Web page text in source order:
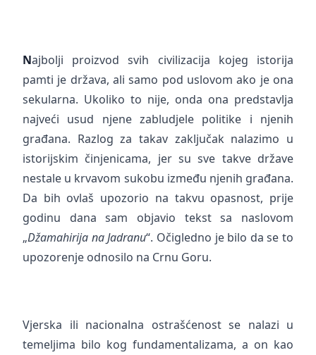
Najbolji proizvod svih civilizacija kojeg istorija
pamti je država, ali samo pod uslovom ako je ona
sekularna. Ukoliko to nije, onda ona predstavlja
najveći usud njene zabludjele politike i njenih
građana. Razlog za takav zaključak nalazimo u
istorijskim činjenicama, jer su sve takve države
nestale u krvavom sukobu između njenih građana.
Da bih ovlaš upozorio na takvu opasnost, prije
godinu dana sam objavio tekst sa naslovom
„Džamahirija na Jadranu“. Očigledno je bilo da se to
upozorenje odnosilo na Crnu Goru.
Vjerska ili nacionalna ostrašćenost se nalazi u
temeljima bilo kog fundamentalizama, a on kao